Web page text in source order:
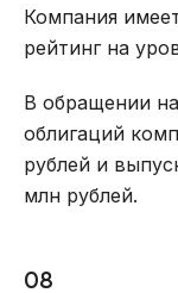
Компания
рейтинг на
В обращении
облигаций
рублей и
млн рублей.
08